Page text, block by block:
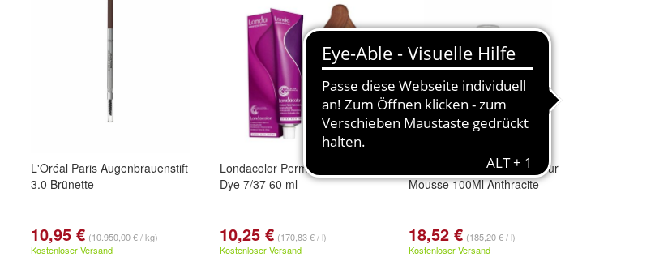
L'Oréal Paris Augenbrauenstift
3.0 Brünette
10,95 € (10.950,00 € / kg)
Kostenloser Versand
Londacolor Permanent Hair
Dye 7/37 60 ml
10,25 € (170,83 € / l)
Kostenloser Versand
Depot 210 Temporary Colour
Mousse 100Ml Anthracite
18,52 € (185,20 € / l)
Kostenloser Versand